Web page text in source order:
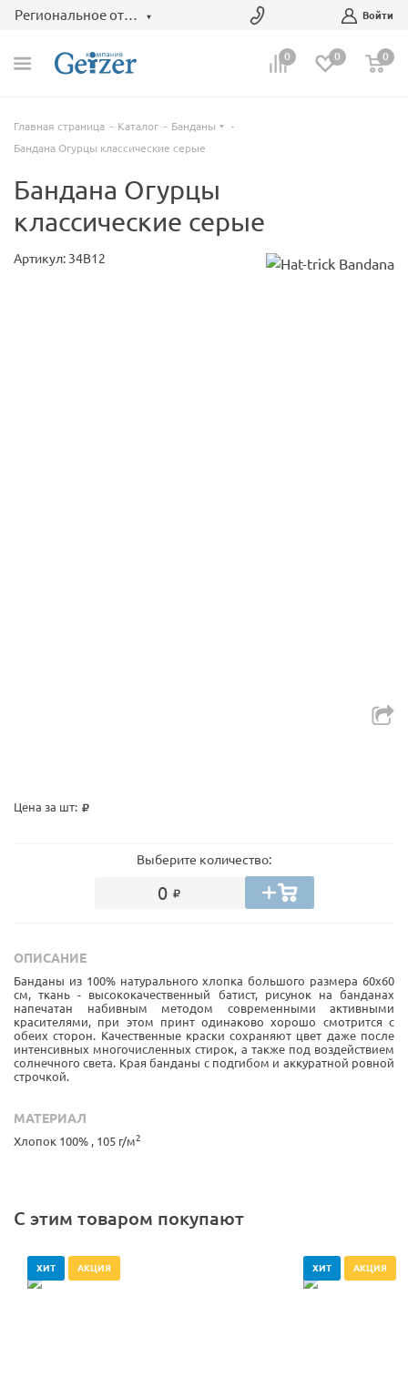
Региональное отделение Войти
0 0 0
Главная страница Каталог
Банданы
Бандана Огурцы классические серые
Бандана Огурцы
классические серые
Артикул: 34B12
Цена за шт:
Выберите количество:
0
ОПИСАНИЕ
Банданы из 100% натурального хлопка большого размера 60х60
см, ткань - высококачественный батист, рисунок на банданах
напечатан набивным методом современными активными
красителями, при этом принт одинаково хорошо смотрится с
обеих сторон. Качественные краски сохраняют цвет даже после
интенсивных многочисленных стирок, а также под воздействием
солнечного света. Края банданы с подгибом и аккуратной ровной
строчкой.
МАТЕРИАЛ
Хлопок 100% , 105 г/м2
С этим товаром покупают
ХИТ АКЦИЯ ХИТ АКЦИЯ